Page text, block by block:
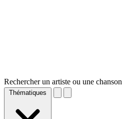
Rechercher un artiste ou une chanson
Thématiques